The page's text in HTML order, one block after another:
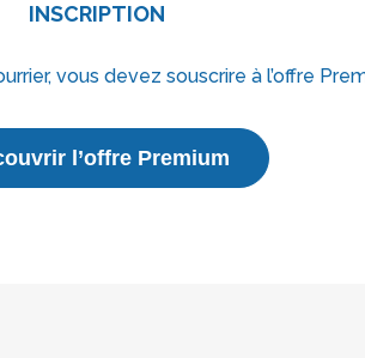
INSCRIPTION
vous devez souscrire à l’offre
l’offre Premium